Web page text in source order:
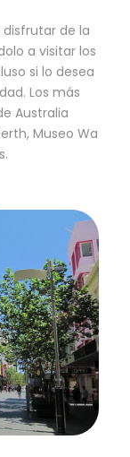
de la
a visitar los
si lo desea
Los más
Australia
Museo Wa